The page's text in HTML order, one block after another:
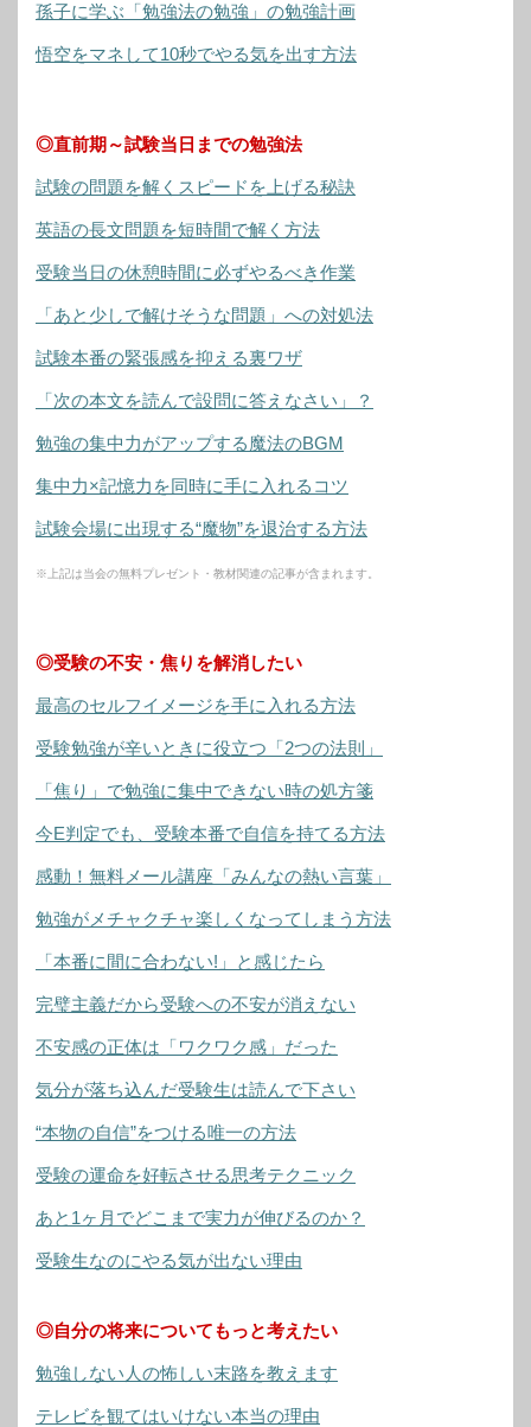
孫子に学ぶ「勉強法の勉強」の勉強計画
悟空をマネして10秒でやる気を出す方法
◎直前期～試験当日までの勉強法
試験の問題を解くスピードを上げる秘訣
英語の長文問題を短時間で解く方法
受験当日の休憩時間に必ずやるべき作業
「あと少しで解けそうな問題」への対処法
試験本番の緊張感を抑える裏ワザ
「次の本文を読んで設問に答えなさい」？
勉強の集中力がアップする魔法のBGM
集中力×記憶力を同時に手に入れるコツ
試験会場に出現する“魔物”を退治する方法
※上記は当会の無料プレゼント・教材関連の記事が含まれます。
◎受験の不安・焦りを解消したい
最高のセルフイメージを手に入れる方法
受験勉強が辛いときに役立つ「2つの法則」
「焦り」で勉強に集中できない時の処方箋
今E判定でも、受験本番で自信を持てる方法
感動！無料メール講座「みんなの熱い言葉」
勉強がメチャクチャ楽しくなってしまう方法
「本番に間に合わない!」と感じたら
完璧主義だから受験への不安が消えない
不安感の正体は「ワクワク感」だった
気分が落ち込んだ受験生は読んで下さい
“本物の自信”をつける唯一の方法
受験の運命を好転させる思考テクニック
あと1ヶ月でどこまで実力が伸びるのか？
受験生なのにやる気が出ない理由
◎自分の将来についてもっと考えたい
勉強しない人の怖しい末路を教えます
テレビを観てはいけない本当の理由